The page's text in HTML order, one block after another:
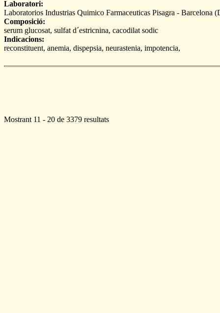
Laboratori:
Laboratorios Industrias Quimico Farmaceuticas Pisagra - Barcelona
Composició:
serum glucosat, sulfat d´estricnina, cacodilat sodic
Indicacions:
reconstituent, anemia, dispepsia, neurastenia, impotencia,
Mostrant 11 - 20 de 3379 resultats